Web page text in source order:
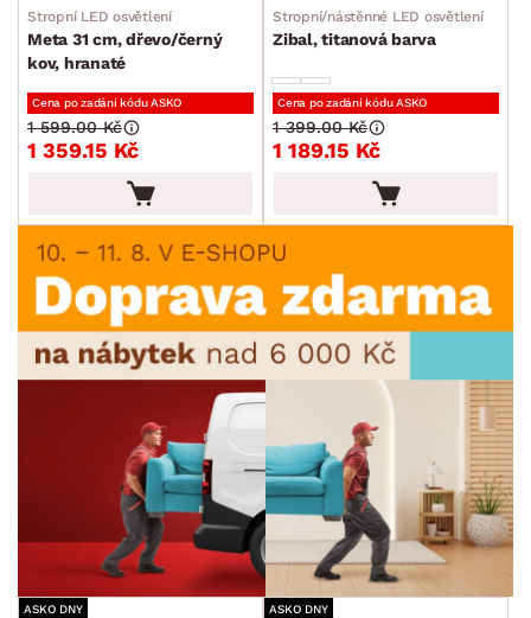
Stropní LED osvětlení
Meta 31 cm, dřevo/černý
kov, hranaté
Cena po zadání kódu ASKO
1 359.15 Kč
1 599.00 Kč
Stropní/nástěnné LED osvětlení
Zibal, titanová barva
Cena po zadání kódu ASKO
1 189.15 Kč
1 399.00 Kč
ASKO DNY ASKO DNY